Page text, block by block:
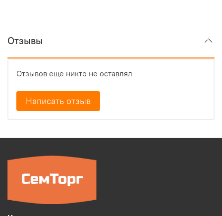
Отзывы
Отзывов еще никто не оставлял
Написать отзыв